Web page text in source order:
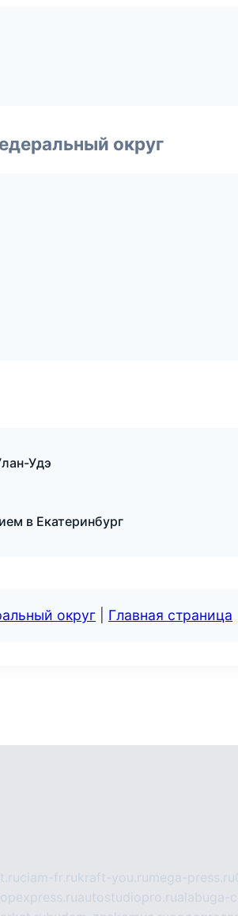
округ
Удэ
в Екатеринбург
округ Главная страница
ciam-fr.rukraft-you.ru mega-press.ru
autostudiopro.rualabuga-